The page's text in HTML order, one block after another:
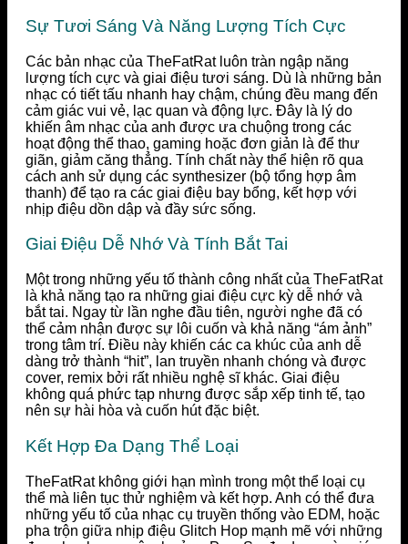
Sự Tươi Sáng Và Năng Lượng Tích Cực
Các bản nhạc của TheFatRat luôn tràn ngập năng
lượng tích cực và giai điệu tươi sáng. Dù là những bản
nhạc có tiết tấu nhanh hay chậm, chúng đều mang đến
cảm giác vui vẻ, lạc quan và động lực. Đây là lý do
khiến âm nhạc của anh được ưa chuộng trong các
hoạt động thể thao, gaming hoặc đơn giản là để thư
giãn, giảm căng thẳng. Tính chất này thể hiện rõ qua
cách anh sử dụng các synthesizer (bộ tổng hợp âm
thanh) để tạo ra các giai điệu bay bổng, kết hợp với
nhịp điệu dồn dập và đầy sức sống.
Giai Điệu Dễ Nhớ Và Tính Bắt Tai
Một trong những yếu tố thành công nhất của TheFatRat
là khả năng tạo ra những giai điệu cực kỳ dễ nhớ và
bắt tai. Ngay từ lần nghe đầu tiên, người nghe đã có
thể cảm nhận được sự lôi cuốn và khả năng “ám ảnh”
trong tâm trí. Điều này khiến các ca khúc của anh dễ
dàng trở thành “hit”, lan truyền nhanh chóng và được
cover, remix bởi rất nhiều nghệ sĩ khác. Giai điệu
không quá phức tạp nhưng được sắp xếp tinh tế, tạo
nên sự hài hòa và cuốn hút đặc biệt.
Kết Hợp Đa Dạng Thể Loại
TheFatRat không giới hạn mình trong một thể loại cụ
thể mà liên tục thử nghiệm và kết hợp. Anh có thể đưa
những yếu tố của nhạc cụ truyền thống vào EDM, hoặc
pha trộn giữa nhịp điệu Glitch Hop mạnh mẽ với những